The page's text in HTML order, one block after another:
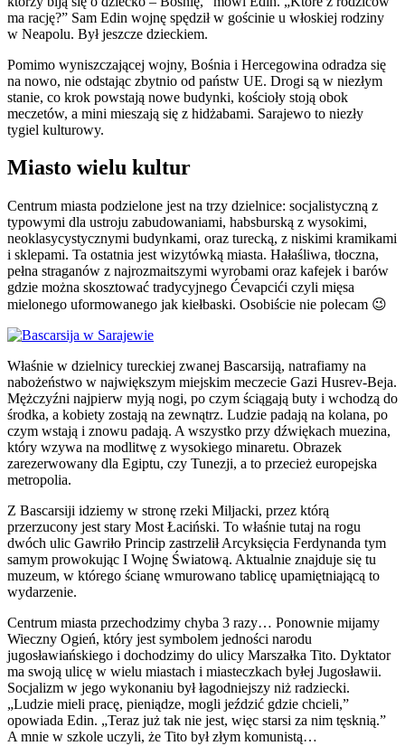
ma rację?” Sam Edin wojnę spędził w gościnie u włoskiej rodziny
w Neapolu. Był jeszcze dzieckiem.
Pomimo wyniszczającej wojny, Bośnia i Hercegowina odradza się
na nowo, nie odstając zbytnio od państw UE. Drogi są w niezłym
stanie, co krok powstają nowe budynki, kościoły stoją obok
meczetów, a mini mieszają się z hidżabami. Sarajewo to niezły
tygiel kulturowy.
Miasto wielu kultur
Centrum miasta podzielone jest na trzy dzielnice: socjalistyczną z
typowymi dla ustroju zabudowaniami, habsburską z wysokimi,
neoklasycystycznymi budynkami, oraz turecką, z niskimi kramikami
i sklepami. Ta ostatnia jest wizytówką miasta. Hałaśliwa, tłoczna,
pełna straganów z najrozmaitszymi wyrobami oraz kafejek i barów
gdzie można skosztować tradycyjnego Ćevapcići czyli mięsa
mielonego uformowanego jak kiełbaski. Osobiście nie polecam 😉
Właśnie w dzielnicy tureckiej zwanej Bascarsiją, natrafiamy na
nabożeństwo w największym miejskim meczecie Gazi Husrev-Beja.
Mężczyźni najpierw myją nogi, po czym ściągają buty i wchodzą do
środka, a kobiety zostają na zewnątrz. Ludzie padają na kolana, po
czym wstają i znowu padają. A wszystko przy dźwiękach muezina,
który wzywa na modlitwę z wysokiego minaretu. Obrazek
zarezerwowany dla Egiptu, czy Tunezji, a to przecież europejska
metropolia.
Z Bascarsiji idziemy w stronę rzeki Miljacki, przez którą
przerzucony jest stary Most Łaciński. To właśnie tutaj na rogu
dwóch ulic Gawriło Princip zastrzelił Arcyksięcia Ferdynanda tym
samym prowokując I Wojnę Światową. Aktualnie znajduje się tu
muzeum, w którego ścianę wmurowano tablicę upamiętniającą to
wydarzenie.
Centrum miasta przechodzimy chyba 3 razy… Ponownie mijamy
Wieczny Ogień, który jest symbolem jedności narodu
jugosławiańskiego i dochodzimy do ulicy Marszałka Tito. Dyktator
ma swoją ulicę w wielu miastach i miasteczkach byłej Jugosławii.
Socjalizm w jego wykonaniu był łagodniejszy niż radziecki.
„Ludzie mieli pracę, pieniądze, mogli jeździć gdzie chcieli,”
opowiada Edin. „Teraz już tak nie jest, więc starsi za nim tęsknią.”
A mnie w szkole uczyli, że Tito był złym komunistą…